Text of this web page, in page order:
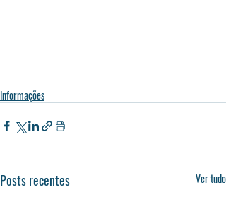
Informações
Posts recentes Ver tudo